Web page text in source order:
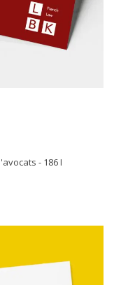
- 186 I